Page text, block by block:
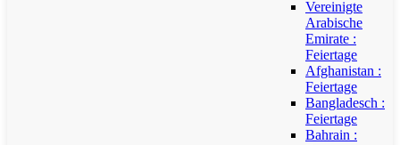
Vereinigte
Arabische
Emirate :
Feiertage
Afghanistan :
Feiertage
Bangladesch :
Feiertage
Bahrain :